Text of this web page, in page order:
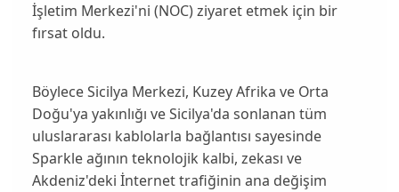
İşletim Merkezi'ni (NOC) ziyaret etmek için bir
fırsat oldu.
Böylece Sicilya Merkezi, Kuzey Afrika ve Orta
Doğu'ya yakınlığı ve Sicilya'da sonlanan tüm
uluslararası kablolarla bağlantısı sayesinde
Sparkle ağının teknolojik kalbi, zekası ve
Akdeniz'deki İnternet trafiğinin ana değişim